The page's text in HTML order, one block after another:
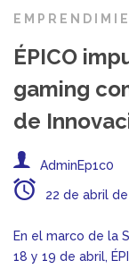
ÉPICO
gaming
de
AdminEp1c0
22 de abril
En el marco de la
18 y 19 de abril,